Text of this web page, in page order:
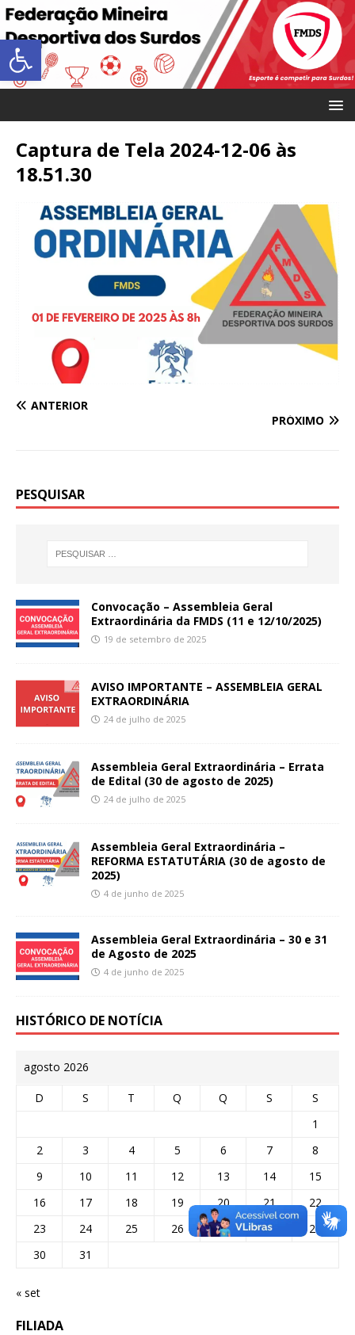
Abrir a barra de ferramentas
Captura de Tela 2024-12-06 às
18.51.30
ANTERIOR
PRÓXIMO
PESQUISAR
Convocação – Assembleia Geral
Extraordinária da FMDS (11 e 12/10/2025)
19 de setembro de 2025
AVISO IMPORTANTE – ASSEMBLEIA GERAL
EXTRAORDINÁRIA
24 de julho de 2025
Assembleia Geral Extraordinária – Errata
de Edital (30 de agosto de 2025)
24 de julho de 2025
Assembleia Geral Extraordinária –
REFORMA ESTATUTÁRIA (30 de agosto de
2025)
4 de junho de 2025
Assembleia Geral Extraordinária – 30 e 31
de Agosto de 2025
4 de junho de 2025
HISTÓRICO DE NOTÍCIA
agosto 2026
D S T Q Q S
S
1
2
3 4 5 6 7
8
9
10 11 12 13 14
15
16
17 18 19 20 21
22
23
24 25 26 27 28
29
30
31
« set
FILIADA